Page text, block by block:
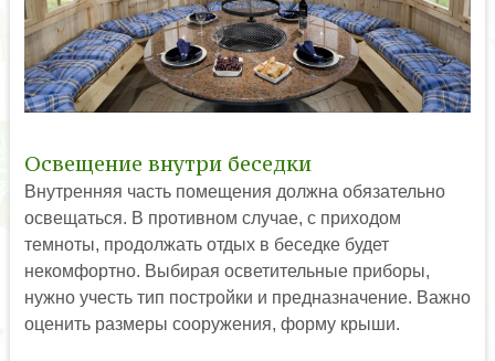
Освещение внутри беседки
Внутренняя часть помещения должна обязательно
освещаться. В противном случае, с приходом
темноты, продолжать отдых в беседке будет
некомфортно. Выбирая осветительные приборы,
нужно учесть тип постройки и предназначение. Важно
оценить размеры сооружения, форму крыши.